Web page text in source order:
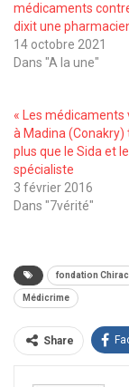
médicaments
dixit une
14 octobre 2021
Dans "A la une"
« Les médicaments
à Madina (Conakry)
plus que le Sida et
spécialiste
3 février 2016
Dans "7vérité"
fondation Chirac
Médicrime
Share